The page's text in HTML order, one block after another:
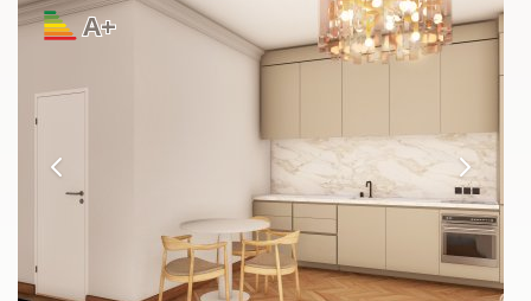
A+